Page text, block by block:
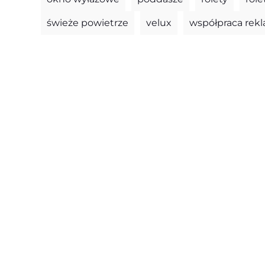
świeże powietrze velux współpraca